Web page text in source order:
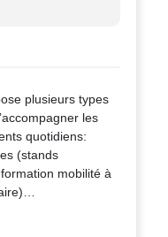
plusieurs types
les
quotidiens:
(stands
mobilité à